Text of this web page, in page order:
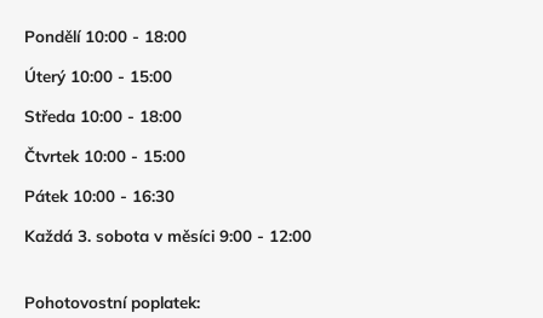
Pondělí 10:00 - 18:00
Úterý 10:00 - 15:00
Středa 10:00 - 18:00
Čtvrtek 10:00 - 15:00
Pátek 10:00 - 16:30
Každá 3. sobota v měsíci 9:00 - 12:00
Pohotovostní poplatek: